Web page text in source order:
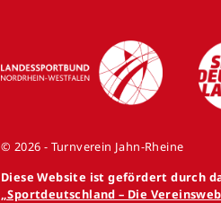
© 2026 - Turnverein Jahn-Rheine
Diese Website ist gefördert durch
„Sportdeutschland – Die